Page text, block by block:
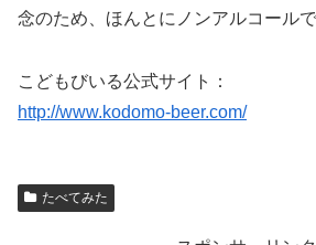
念のため、ほんとにノンアルコールで
こどもびいる公式サイト：
http://www.kodomo-beer.com/
たべてみた